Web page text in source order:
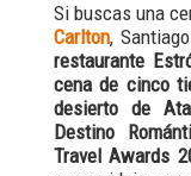
Si buscas una
Carlton,
restaurante
cena de cinco
desierto de
Destino
Travel Awards